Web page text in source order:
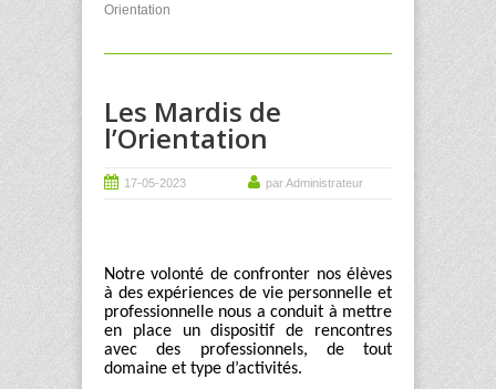
Orientation
Les Mardis de
l’Orientation
17-05-2023 par Administrateur
Notre volonté de confronter nos élèves
à des expériences de vie personnelle et
professionnelle nous a conduit à mettre
en place un dispositif de rencontres
avec des professionnels, de tout
domaine et type d’activités.